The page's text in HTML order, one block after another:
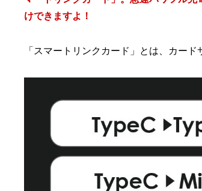
けできますよ！
「スマートリンクカード」とは、カー